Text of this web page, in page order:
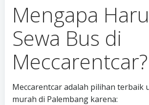
Mengapa
Sewa Bus di
Meccarentcar?
Meccarentcar adalah pilihan terbaik
murah di Palembang karena: